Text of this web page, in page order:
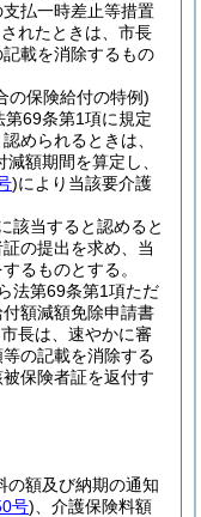
払一時差止等措置
れたときは、市長
載を消除するもの
の保険給付の特例)
69条第1項に規定
められるときは、
額期間を算定し、
)により当該要介護
該当すると認めると
の提出を求め、当
るものとする。
法第69条第1項ただ
額減額免除申請書
長は、速やかに審
の記載を消除する
保険者証を返付す
の額及び納期の通知
号) 、介護保険料額